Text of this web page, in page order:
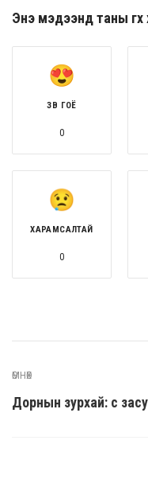
Энэ мэдээнд таны
ЗӨВ ГОЁ
0
ХАРАМСАЛТАЙ
0
ӨМНӨХ
Дорнын зурхай: Үс